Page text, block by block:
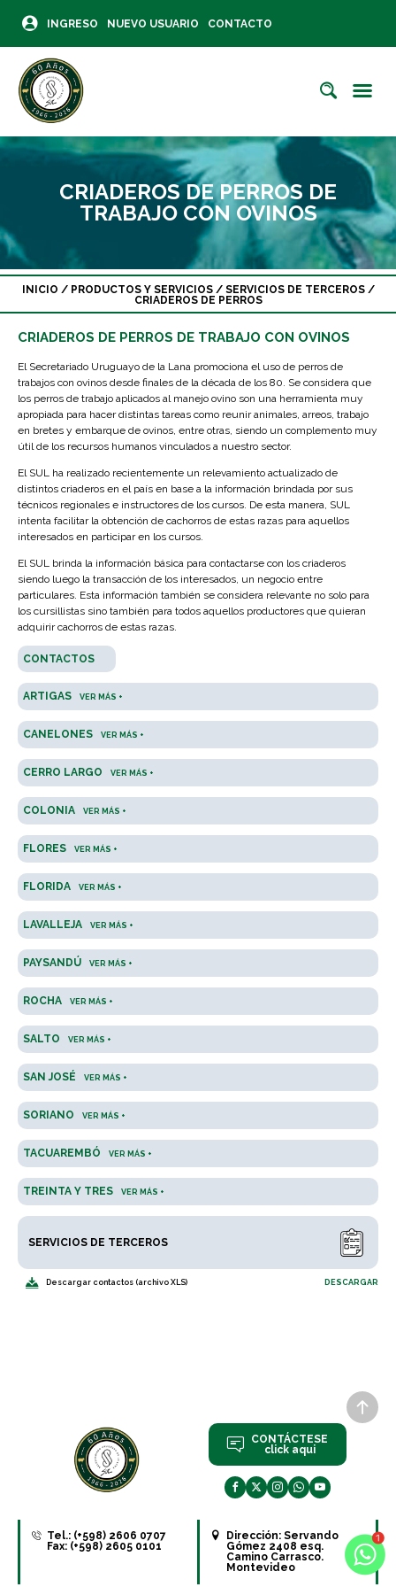
INGRESO NUEVO USUARIO CONTACTO
CRIADEROS DE PERROS DE
TRABAJO CON OVINOS
INICIO / PRODUCTOS Y SERVICIOS/ SERVICIOS DE TERCEROS/
CRIADEROS DE PERROS
SERVICIOS DE TERCEROS
Descargar contactos (archivo XLS) DESCARGAR
CRIADEROS DE PERROS DE TRABAJO CON OVINOS
El Secretariado Uruguayo de la Lana promociona el uso de perros de
trabajos con ovinos desde finales de la década de los 80. Se considera que
los perros de trabajo aplicados al manejo ovino son una herramienta muy
apropiada para hacer distintas tareas como reunir animales, arreos, trabajo
en bretes y embarque de ovinos, entre otras, siendo un complemento muy
útil de los recursos humanos vinculados a nuestro sector.
El SUL ha realizado recientemente un relevamiento actualizado de
distintos criaderos en el país en base a la información brindada por sus
técnicos regionales e instructores de los cursos. De esta manera, SUL
intenta facilitar la obtención de cachorros de estas razas para aquellos
interesados en participar en los cursos.
El SUL brinda la información básica para contactarse con los criaderos
siendo luego la transacción de los interesados, un negocio entre
particulares. Esta información también se considera relevante no solo para
los cursillistas sino también para todos aquellos productores que quieran
adquirir cachorros de estas razas.
CONTACTOS
ARTIGAS VER MÁS +
CANELONES VER MÁS +
CERRO LARGO VER MÁS +
COLONIA VER MÁS +
FLORES VER MÁS +
FLORIDA VER MÁS +
LAVALLEJA VER MÁS +
PAYSANDÚ VER MÁS +
ROCHA VER MÁS +
SALTO VER MÁS +
SAN JOSÉ VER MÁS +
SORIANO VER MÁS +
TACUAREMBÓ VER MÁS +
TREINTA Y TRES VER MÁS +
Tel.: (+598) 2606 0707
Fax: (+598) 2605 0101
Dirección: Servando
Gómez 2408 esq.
Camino Carrasco.
Montevideo
CONTÁCTESE
click aqui